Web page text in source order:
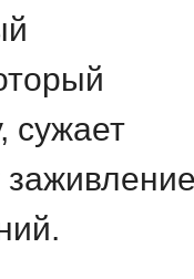
сужает